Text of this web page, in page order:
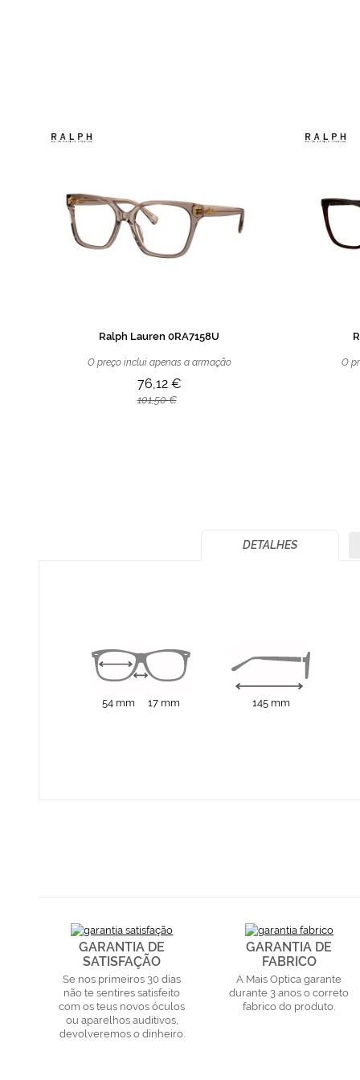
Ralph Lauren 0RA7158U
O preço inclui apenas a armação
76,12 €
101,50 €
O
DETALHES
54 mm 17 mm 145 mm
GARANTIA DE
SATISFAÇÃO
Se nos primeiros 30 dias
não te sentires satisfeito
com os teus novos óculos
ou aparelhos auditivos,
devolveremos o dinheiro.
GARANTIA DE
FABRICO
A Mais Optica garante
durante 3 anos o correto
fabrico do produto.